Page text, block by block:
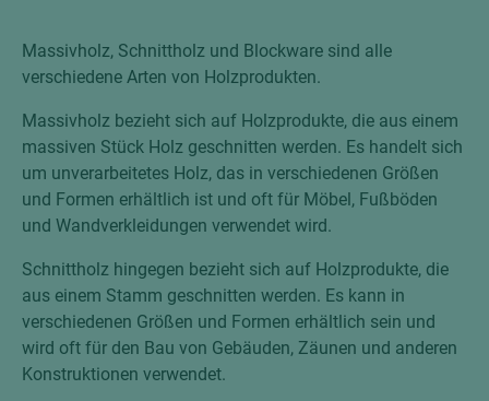
Massivholz, Schnittholz und Blockware sind alle
verschiedene Arten von Holzprodukten.
Massivholz bezieht sich auf Holzprodukte, die aus einem
massiven Stück Holz geschnitten werden. Es handelt sich
um unverarbeitetes Holz, das in verschiedenen Größen
und Formen erhältlich ist und oft für Möbel, Fußböden
und Wandverkleidungen verwendet wird.
Schnittholz hingegen bezieht sich auf Holzprodukte, die
aus einem Stamm geschnitten werden. Es kann in
verschiedenen Größen und Formen erhältlich sein und
wird oft für den Bau von Gebäuden, Zäunen und anderen
Konstruktionen verwendet.